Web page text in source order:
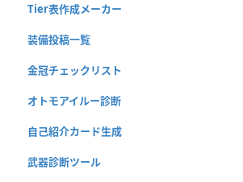
Tier表作成メーカー
装備投稿一覧
金冠チェックリスト
オトモアイルー診断
自己紹介カード生成
武器診断ツール